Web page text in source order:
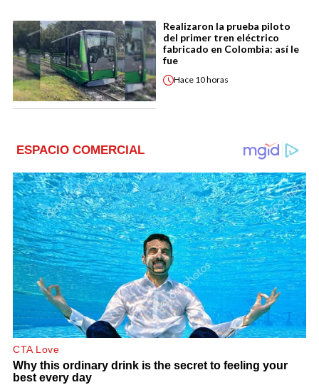
Realizaron la prueba piloto
del primer tren eléctrico
fabricado en Colombia: así le
fue
Hace 10 horas